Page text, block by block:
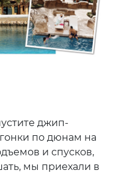
джип-
по дюнам на
и спусков,
мы приехали в